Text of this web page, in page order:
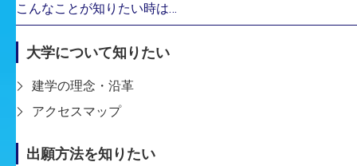
こんなことが知りたい時は…
大学について知りたい
建学の理念・沿革
アクセスマップ
出願方法を知りたい